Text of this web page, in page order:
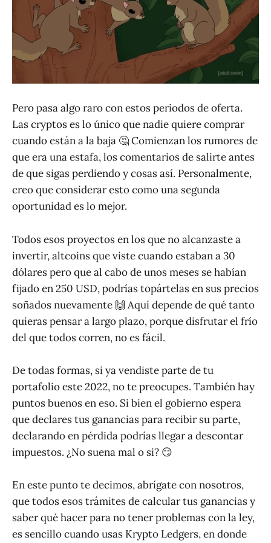
Pero pasa algo raro con estos periodos de oferta.
Las cryptos es lo único que nadie quiere comprar
cuando están a la baja 🤔 Comienzan los rumores de
que era una estafa, los comentarios de salirte antes
de que sigas perdiendo y cosas así. Personalmente,
creo que considerar esto como una segunda
oportunidad es lo mejor.
Todos esos proyectos en los que no alcanzaste a
invertir, altcoins que viste cuando estaban a 30
dólares pero que al cabo de unos meses se habían
fijado en 250 USD, podrías topártelas en sus precios
soñados nuevamente 🙌 Aquí depende de qué tanto
quieras pensar a largo plazo, porque disfrutar el frío
del que todos corren, no es fácil.
De todas formas, si ya vendiste parte de tu
portafolio este 2022, no te preocupes. También hay
puntos buenos en eso. Si bien el gobierno espera
que declares tus ganancias para recibir su parte,
declarando en pérdida podrías llegar a descontar
impuestos. ¿No suena mal o si? 😏
En este punto te decimos, abrígate con nosotros,
que todos esos trámites de calcular tus ganancias y
saber qué hacer para no tener problemas con la ley,
es sencillo cuando usas Krypto Ledgers, en donde